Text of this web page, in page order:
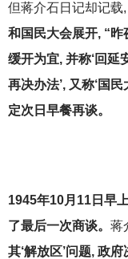
但蒋介石日记却记载,
和国民大会展开, “
缓开为宜, 并称‘回延
再决办法’, 又称‘国
定次日早餐再谈。
1945年10月11日早
了最后一次商谈。 蒋
其‘解放区’问题, 政